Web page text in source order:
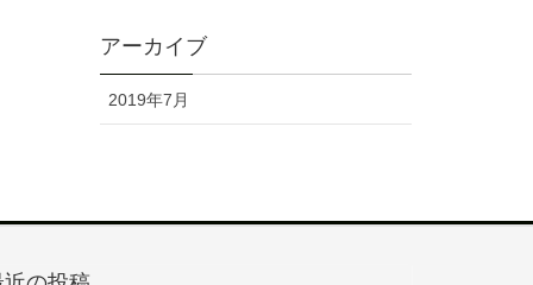
アーカイブ
2019年7月